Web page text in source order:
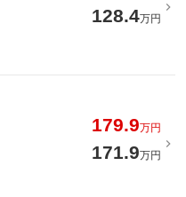
128.4万円
179.9万円
171.9万円